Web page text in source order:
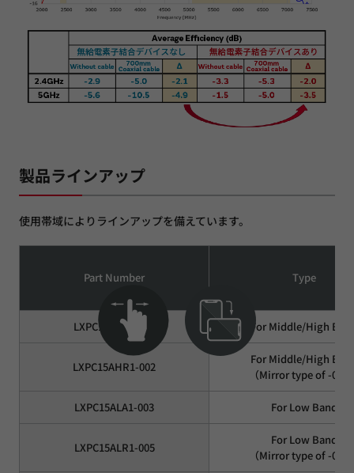
製品ラインアップ
使用帯域によりラインアップを備えています。
Part Number Type
LXPC15AHA1-001 For Middle/High
LXPC15AHR1-002
For Middle/High
（Mirror type of -001
LXPC15ALA1-003 For Low Band
LXPC15ALR1-005
For Low Band
（Mirror type of -003